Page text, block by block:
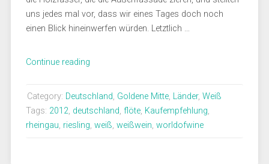
uns jedes mal vor, dass wir eines Tages doch noch
einen Blick hineinwerfen würden. Letztlich …
Continue reading„Riesling
vom
Weingut
Angulus“
Category: Deutschland, Goldene Mitte, Länder, Weiß
Tags: 2012, deutschland, flöte, Kaufempfehlung,
rheingau, riesling, weiß, weißwein, worldofwine